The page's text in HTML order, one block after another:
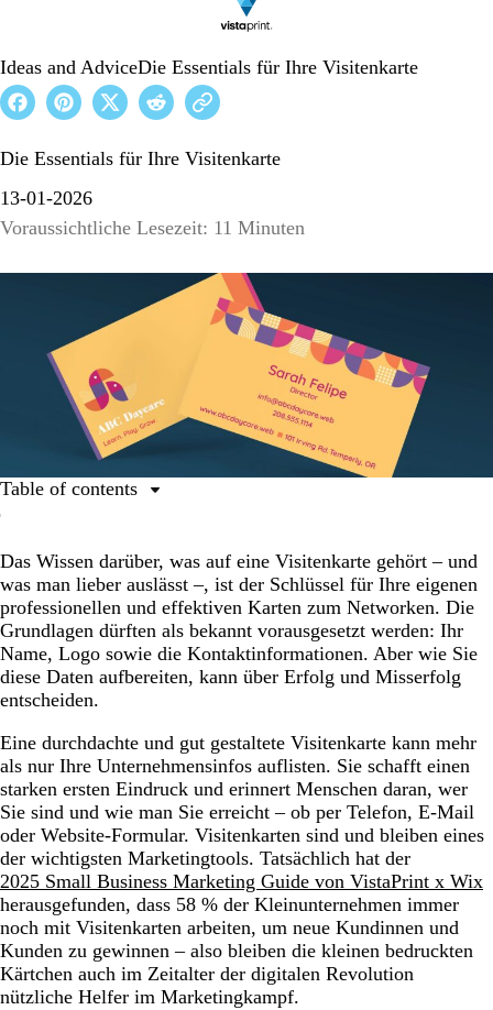
Ideas and AdviceDie Essentials für Ihre Visitenkarte
Die Essentials für Ihre Visitenkarte
13-01-2026
Voraussichtliche Lesezeit: 11 Minuten
Das Wissen darüber, was auf eine Visitenkarte gehört – und
was man lieber auslässt –, ist der Schlüssel für Ihre eigenen
professionellen und effektiven Karten zum Networken. Die
Grundlagen dürften als bekannt vorausgesetzt werden: Ihr
Name, Logo sowie die Kontaktinformationen. Aber wie Sie
diese Daten aufbereiten, kann über Erfolg und Misserfolg
entscheiden.
Eine durchdachte und gut gestaltete Visitenkarte kann mehr
als nur Ihre Unternehmensinfos auflisten. Sie schafft einen
starken ersten Eindruck und erinnert Menschen daran, wer
Sie sind und wie man Sie erreicht – ob per Telefon, E-Mail
oder Website-Formular. Visitenkarten sind und bleiben eines
der wichtigsten Marketingtools. Tatsächlich hat der
2025 Small Business Marketing Guide von VistaPrint x Wix
herausgefunden, dass 58 % der Kleinunternehmen immer
noch mit Visitenkarten arbeiten, um neue Kundinnen und
Kunden zu gewinnen – also bleiben die kleinen bedruckten
Kärtchen auch im Zeitalter der digitalen Revolution
nützliche Helfer im Marketingkampf.
Table of contents
Was auf eine Visitenkarte gehört: Rückseite
Was auf eine Visitenkarte gehört: nach Branche
Wissenswertes zum Visitenkartendruck
Soweit alles klar – aber wie geht‘s weiter?
Häufig gestellte Fragen zu Visitenkarten-Infos